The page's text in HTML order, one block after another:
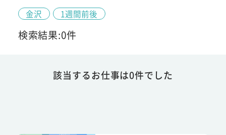
金沢 1週間前後
検索結果:0件
該当するお仕事は0件でした